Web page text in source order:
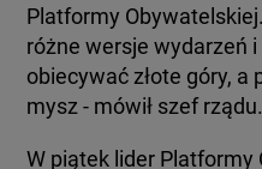
Platformy
różne wersje wydarzeń
obiecywać złote góry, a
mysz - mówił szef rządu.
W piątek lider Platformy